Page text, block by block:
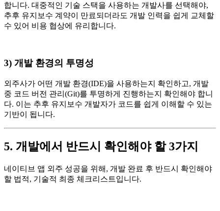
합니다. 대중적인 기술 스택을 사용하는 개발사를 선택해야,
추후 유지보수 계약이 만료되더라도 개발 인력을 쉽게 교체할
수 있어 비용 협상에 유리합니다.
3) 개발 환경의 투명성
외주사가 어떤 개발 환경(IDE)을 사용하는지 확인하고, 개발
중 코드 버전 관리(Git)를 투명하게 진행하는지 확인해야 합니
다. 이는 추후 유지보수 개발자가 코드를 쉽게 이해할 수 있는
기반이 됩니다.
5. 개발에서 반드시 확인해야 할 3가지
네이티브 앱 외주 성공을 위해, 개발 완료 후 반드시 확인해야
할 법적, 기술적 최종 체크리스트입니다.